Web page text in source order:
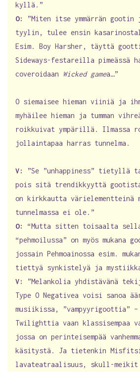
kyllä.”
O:
”Miten itse ymmärrän
tyylin, tulee ensin
Esim. Boy Harsher, täyttä
Sideways-festareilla pimeässä
coveroidaan
Wicked gamea…”
O siemaisee hieman viiniä ja
myhäilee hieman ja tumman
roikkuivat ympärillä. Ilmassa
jollaintapaa harras tunnelma.
V:
”Se ”unhappiness” tietyllä
pois sitä trendikkyyttä
on kirkkautta värielementteinä
tunnelmassa ei ole.”
O:
“Mutta sitten toisaalta
“pehmoilussa” on myös
jossain Pehmoainossa esim.
tiettyä synkistelyä ja
V:
”Melankolia yhdistävänä
Type O Negativea voisi sanoa
musiikissa, ”vampyyrigoottia”
Twilighttia vaan klassisempaa
jossa on perinteisempää
käsitystä. Ja tietenkin
lavateatraalisuus, skull-